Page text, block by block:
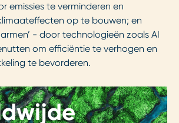
emissies te verminderen en
op te bouwen; en
- door technologieën zoals AI
om efficiëntie te verhogen en
te bevorderen.